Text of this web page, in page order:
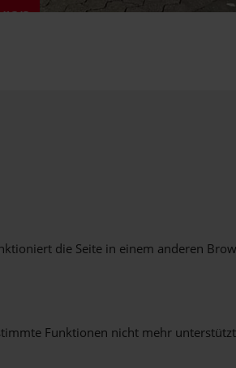
die Seite in einem anderen
Funktionen nicht mehr